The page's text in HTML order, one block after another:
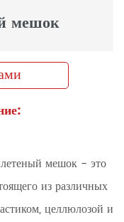
мешок
мешок - это
из различных
целлюлозой и